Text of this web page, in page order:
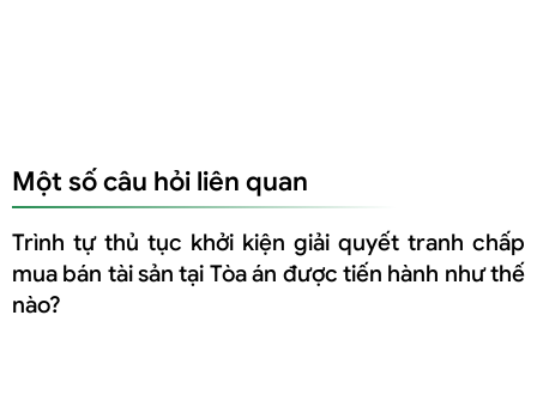
Một số câu hỏi liên quan
Trình tự thủ tục khởi kiện giải quyết tranh chấp
mua bán tài sản tại Tòa án được tiến hành như thế
nào?